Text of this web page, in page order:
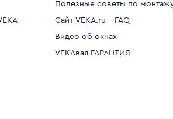
Полезные советы по
Сайт VEKA.ru - FAQ
Видео об окнах
VEKAвая ГАРАНТИЯ